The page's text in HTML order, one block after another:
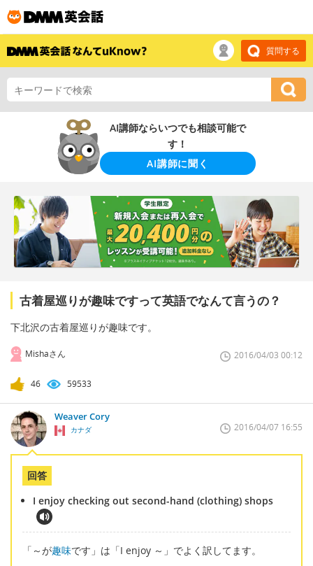
質問する
AI講師ならいつでも相談可能で
す！
AI講師に聞く
古着屋巡りが趣味ですって英語でなんて言うの？
下北沢の古着屋巡りが趣味です。
Mishaさん 2016/04/03 00:12
46 59533
Weaver Cory
カナダ 2016/04/07 16:55
回答
I enjoy checking out second-hand (clothing) shops
「～が趣味です」は「I enjoy ～」でよく訳してます。